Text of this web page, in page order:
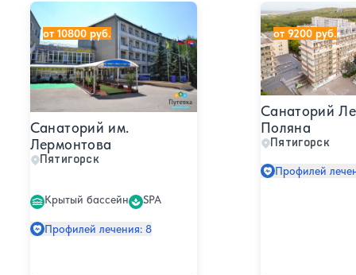
Санаторий им.
Лермонтова
Пятигорск
Крытый бассейн SPA
Профилей лечения: 8
Санаторий им. Лермонтова
от 10800 руб.
Санаторий
Поляна
Пятигорск
Профилей
Санаторий
от 9200 руб.